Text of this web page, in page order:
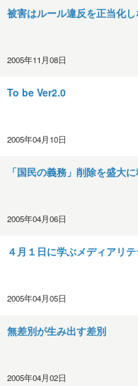
被害はルール違反を正当化
2005年11月08日
To be Ver2.0
2005年04月10日
「国民の義務」削除を盛大
2005年04月06日
４月１日に学ぶメディアリ
2005年04月05日
無差別が生み出す差別
2005年04月02日